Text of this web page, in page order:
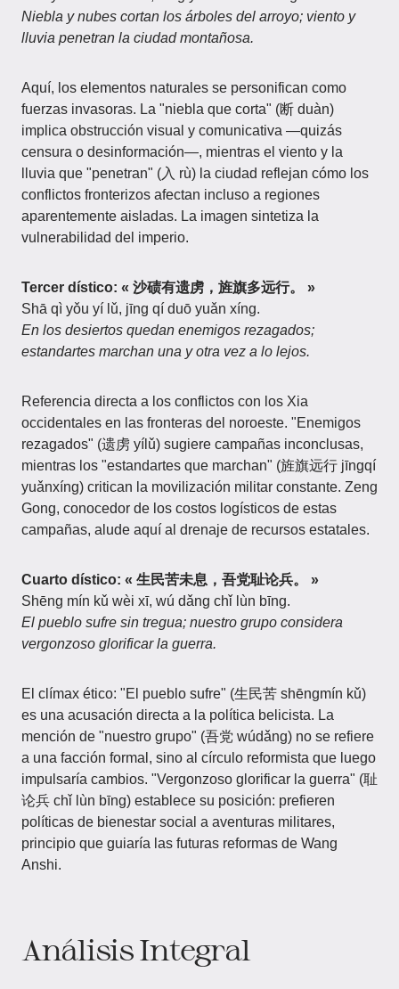
Niebla y nubes cortan los árboles del arroyo; viento y
lluvia penetran la ciudad montañosa.
Aquí, los elementos naturales se personifican como
fuerzas invasoras. La "niebla que corta" (断 duàn)
implica obstrucción visual y comunicativa —quizás
censura o desinformación—, mientras el viento y la
lluvia que "penetran" (入 rù) la ciudad reflejan cómo los
conflictos fronterizos afectan incluso a regiones
aparentemente aisladas. La imagen sintetiza la
vulnerabilidad del imperio.
Tercer dístico: « 沙碛有遗虏，旌旗多远行。 »
Shā qì yǒu yí lǔ, jīng qí duō yuǎn xíng.
En los desiertos quedan enemigos rezagados;
estandartes marchan una y otra vez a lo lejos.
Referencia directa a los conflictos con los Xia
occidentales en las fronteras del noroeste. "Enemigos
rezagados" (遗虏 yílǔ) sugiere campañas inconclusas,
mientras los "estandartes que marchan" (旌旗远行 jīngqí
yuǎnxíng) critican la movilización militar constante. Zeng
Gong, conocedor de los costos logísticos de estas
campañas, alude aquí al drenaje de recursos estatales.
Cuarto dístico: « 生民苦未息，吾党耻论兵。 »
Shēng mín kǔ wèi xī, wú dǎng chǐ lùn bīng.
El pueblo sufre sin tregua; nuestro grupo considera
vergonzoso glorificar la guerra.
El clímax ético: "El pueblo sufre" (生民苦 shēngmín kǔ)
es una acusación directa a la política belicista. La
mención de "nuestro grupo" (吾党 wúdǎng) no se refiere
a una facción formal, sino al círculo reformista que luego
impulsaría cambios. "Vergonzoso glorificar la guerra" (耻
论兵 chǐ lùn bīng) establece su posición: prefieren
políticas de bienestar social a aventuras militares,
principio que guiaría las futuras reformas de Wang
Anshi.
Análisis Integral